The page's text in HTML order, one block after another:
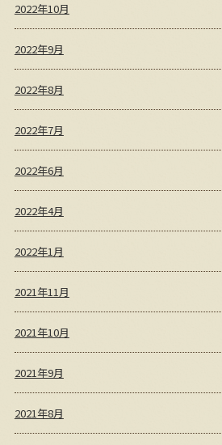
2022年10月
2022年9月
2022年8月
2022年7月
2022年6月
2022年4月
2022年1月
2021年11月
2021年10月
2021年9月
2021年8月